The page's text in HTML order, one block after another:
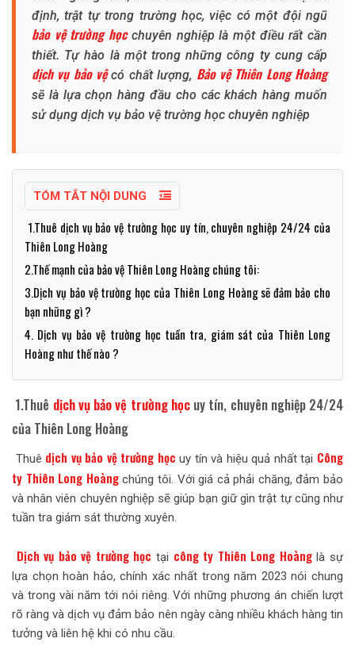
định, trật tự trong trường học, việc có một đội ngũ
bảo vệ trường họcchuyên nghiệp là một điều rất cần
thiết. Tự hào là một trong những công ty cung cấp
dịch vụ bảo vệcó chất lượng, Bảo vệ Thiên Long Hoàng
sẽ là lựa chọn hàng đầu cho các khách hàng muốn
sử dụng dịch vụ bảo vệ trường học chuyên nghiệp
TÓM TẮT NỘI DUNG
1.Thuê dịch vụ bảo vệ trường học uy tín, chuyên nghiệp 24/24 của
Thiên Long Hoàng
2.Thế mạnh của bảo vệ Thiên Long Hoàng chúng tôi:
3.Dịch vụ bảo vệ trường học của Thiên Long Hoàng sẽ đảm bảo cho
bạn những gì ?
4. Dịch vụ bảo vệ trường học tuần tra, giám sát của Thiên Long
Hoàng như thế nào ?
1.Thuê dịch vụ bảo vệ trường họcuy tín, chuyên nghiệp 24/24
của Thiên Long Hoàng
Thuê dịch vụ bảo vệ trường học uy tín và hiệu quả nhất tại Công
ty Thiên Long Hoàngchúng tôi. Với giá cả phải chăng, đảm bảo
và nhân viên chuyên nghiệp sẽ giúp bạn giữ gìn trật tự cũng như
tuần tra giám sát thường xuyên.
Dịch vụ bảo vệ trường học tại công ty Thiên Long Hoànglà sự
lựa chọn hoàn hảo, chính xác nhất trong năm 2023 nói chung
và trong vài năm tới nói riêng. Với những phương án chiến lượt
rõ ràng và dịch vụ đảm bảo nên ngày càng nhiều khách hàng tin
tưởng và liên hệ khi có nhu cầu.